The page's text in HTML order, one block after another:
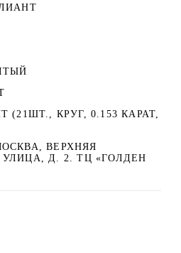
(21ШТ., КРУГ, 0.153 КАРАТ,
ВЕРХНЯЯ
Д. 2. ТЦ «ГОЛДЕН